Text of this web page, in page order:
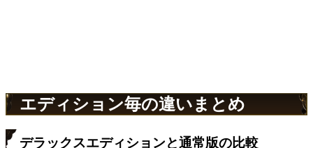
エディション毎の違いまとめ
デラックスエディションと通常版の比較